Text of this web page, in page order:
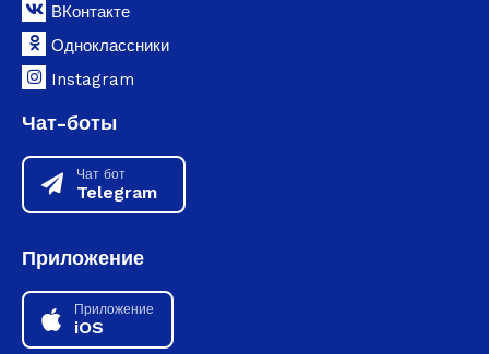
ВКонтакте
Одноклассники
Instagram
Чат-боты
Чат бот
Telegram
Приложение
Приложение
iOS